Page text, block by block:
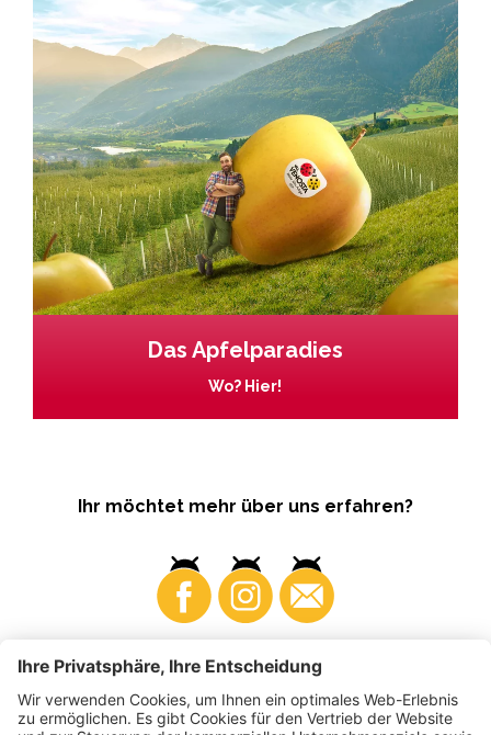
Das Apfelparadies
Wo? Hier!
Ihr möchtet mehr über uns erfahren?
Business Produzenten